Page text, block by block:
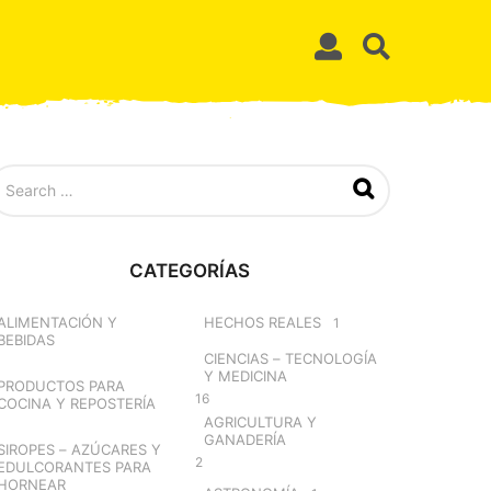
CATEGORÍAS
Y
PARA
Y REPOSTERÍA
– AZÚCARES Y
PARA
HECHOS REALES 1
CIENCIAS – TECNOLOGÍA
Y MEDICINA
16
AGRICULTURA Y
GANADERÍA
2